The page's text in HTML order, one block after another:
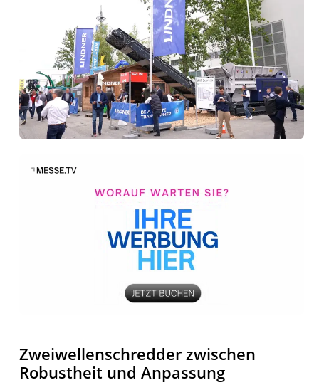
Zweiwellenschredder zwischen
Robustheit und Anpassung